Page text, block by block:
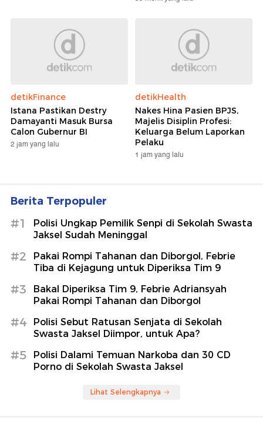
detikFinance
Istana Pastikan Destry
Damayanti Masuk Bursa
Calon Gubernur BI
2 jam yang lalu
detikHealth
Nakes Hina Pasien BPJS,
Majelis Disiplin Profesi:
Keluarga Belum Laporkan
Pelaku
1 jam yang lalu
Berita Terpopuler
#1
Polisi Ungkap Pemilik Senpi di Sekolah Swasta
Jaksel Sudah Meninggal
#2
Pakai Rompi Tahanan dan Diborgol, Febrie
Tiba di Kejagung untuk Diperiksa Tim 9
#3
Bakal Diperiksa Tim 9, Febrie Adriansyah
Pakai Rompi Tahanan dan Diborgol
#4
Polisi Sebut Ratusan Senjata di Sekolah
Swasta Jaksel Diimpor, untuk Apa?
#5
Polisi Dalami Temuan Narkoba dan 30 CD
Porno di Sekolah Swasta Jaksel
Lihat Selengkapnya